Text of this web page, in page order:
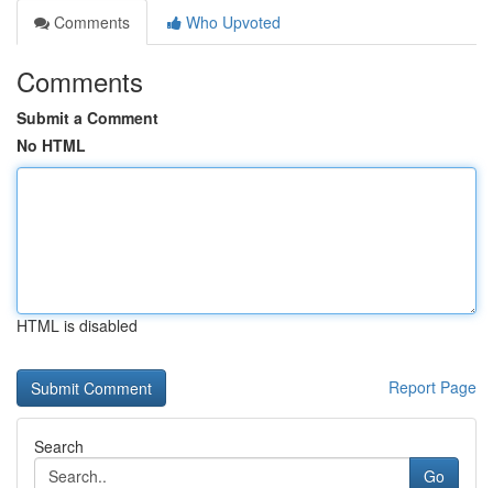
Comments
Who Upvoted
Comments
Submit a Comment
No HTML
HTML is disabled
Report Page
Search
Go